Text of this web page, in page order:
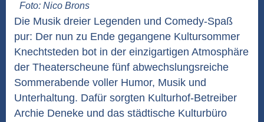
Foto: Nico Brons
Die Musik dreier Legenden und Comedy-Spaß
pur: Der nun zu Ende gegangene Kultursommer
Knechtsteden bot in der einzigartigen Atmosphäre
der Theaterscheune fünf abwechslungsreiche
Sommerabende voller Humor, Musik und
Unterhaltung. Dafür sorgten Kulturhof-Betreiber
Archie Deneke und das städtische Kulturbüro